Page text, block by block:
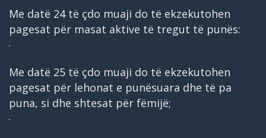
Me datë 24 të çdo muaji do të ekzekutohen
pagesat për masat aktive të tregut të punës:
Me datë 25 të çdo muaji do të ekzekutohen
pagesat për lehonat e punësuara dhe të pa
puna, si dhe shtesat për fëmijë;